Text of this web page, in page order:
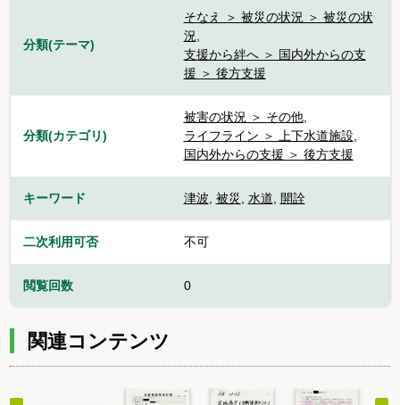
分類(テーマ)
そなえ ＞ 被災の状況 ＞ 被災の状
況
支援から絆へ ＞ 国内外からの支
援 ＞ 後方支援
分類(カテゴリ)
被害の状況 ＞ その他,
ライフライン ＞ 上下水道施設
国内外からの支援 ＞ 後方支援
キーワード 津波 被災 水道 開詮
二次利用可否 不可
閲覧回数 0
関連コンテンツ